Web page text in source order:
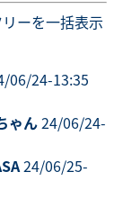
ーを一括表示
06/24-13:35
ゃん24/06/24-
24/06/25-